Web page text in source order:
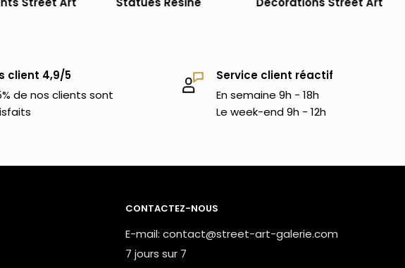
nosvêtements street art
inspirés par
client 4,9/5
de nos clients sont
Service client réactif
En semaine 9h - 18h
Le week-end 9h - 12h
CONTACTEZ-NOUS
E-mail: contact@street-art-galerie.com
7 jours sur 7